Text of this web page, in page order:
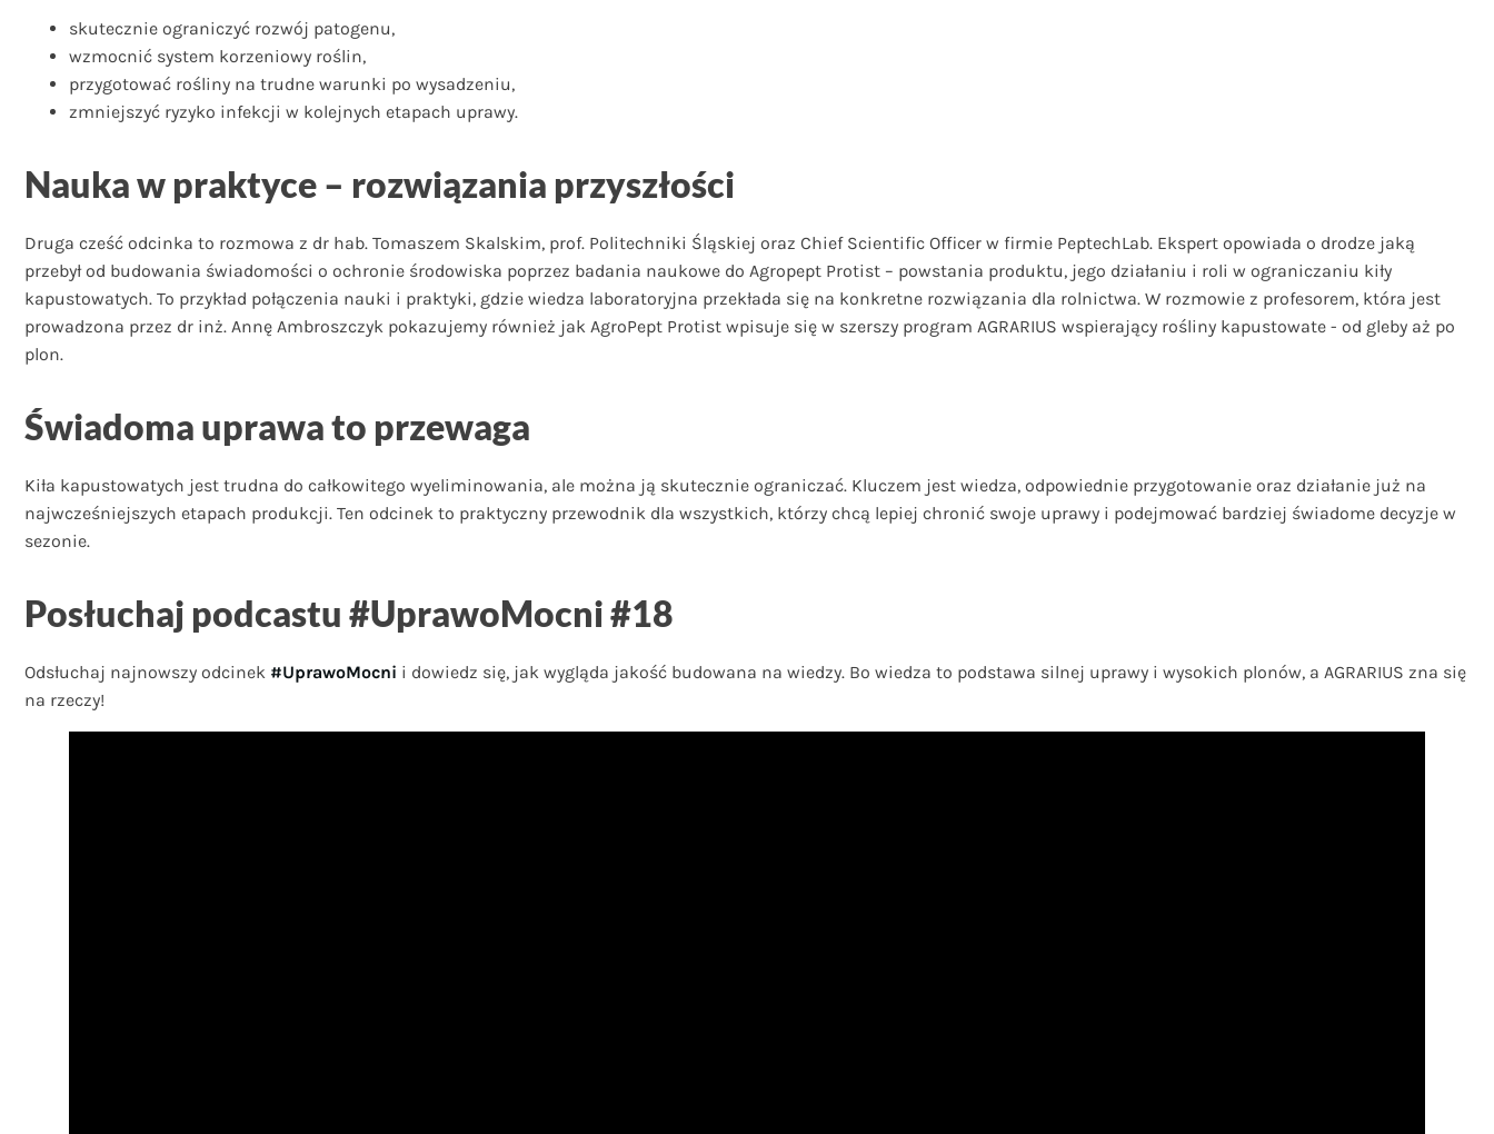
skutecznie ograniczyć rozwój patogenu,
wzmocnić system korzeniowy roślin,
przygotować rośliny na trudne warunki po wysadzeniu,
zmniejszyć ryzyko infekcji w kolejnych etapach uprawy.
Nauka w praktyce – rozwiązania przyszłości
Druga cześć odcinka to rozmowa z dr hab. Tomaszem Skalskim, prof. Politechniki Śląskiej oraz Chief Scientific Officer w firmie PeptechLab. Ekspert opowiada o drodze jaką
przebył od budowania świadomości o ochronie środowiska poprzez badania naukowe do Agropept Protist – powstania produktu, jego działaniu i roli w ograniczaniu kiły
kapustowatych. To przykład połączenia nauki i praktyki, gdzie wiedza laboratoryjna przekłada się na konkretne rozwiązania dla rolnictwa. W rozmowie z profesorem, która jest
prowadzona przez dr inż. Annę Ambroszczyk pokazujemy również jak AgroPept Protist wpisuje się w szerszy program AGRARIUS wspierający rośliny kapustowate - od gleby aż po
plon.
Świadoma uprawa to przewaga
Kiła kapustowatych jest trudna do całkowitego wyeliminowania, ale można ją skutecznie ograniczać. Kluczem jest wiedza, odpowiednie przygotowanie oraz działanie już na
najwcześniejszych etapach produkcji. Ten odcinek to praktyczny przewodnik dla wszystkich, którzy chcą lepiej chronić swoje uprawy i podejmować bardziej świadome decyzje w
sezonie.
Posłuchaj podcastu #UprawoMocni #18
Odsłuchaj najnowszy odcinek #UprawoMocni i dowiedz się, jak wygląda jakość budowana na wiedzy. Bo wiedza to podstawa silnej uprawy i wysokich plonów, a AGRARIUS zna się
na rzeczy!